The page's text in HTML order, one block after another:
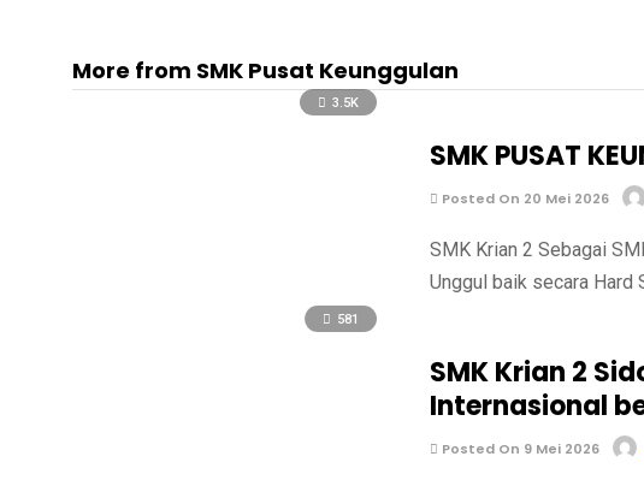
More from SMK Pusat Keunggulan
3.5K
SMK PUSAT
Posted On 20 Mei 2026
SMK Krian 2 Sebagai
Unggul baik secara
581
SMK Krian 2
Internasional
Posted On 9 Mei 2026